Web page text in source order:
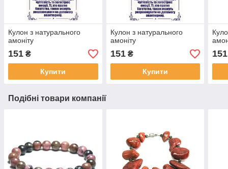
Кулон з натурального
амоніту
151 ₴
Купити
Кулон з натурального
амоніту
151₴
Купити
151
Подібні товари компанії